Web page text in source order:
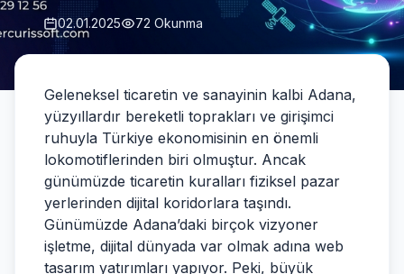
02.01.2025 72 Okunma
Geleneksel ticaretin ve sanayinin kalbi Adana,
yüzyıllardır bereketli toprakları ve girişimci
ruhuyla Türkiye ekonomisinin en önemli
lokomotiflerinden biri olmuştur. Ancak
günümüzde ticaretin kuralları fiziksel pazar
yerlerinden dijital koridorlara taşındı.
Günümüzde Adana’daki birçok vizyoner
işletme, dijital dünyada var olmak adına web
tasarım yatırımları yapıyor. Peki, büyük